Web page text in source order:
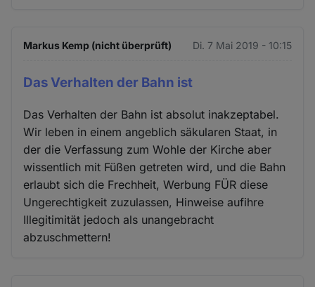
Markus Kemp (nicht überprüft) Di. 7 Mai 2019 - 10:15
Das Verhalten der Bahn ist
Das Verhalten der Bahn ist absolut inakzeptabel.
Wir leben in einem angeblich säkularen Staat, in
der die Verfassung zum Wohle der Kirche aber
wissentlich mit Füßen getreten wird, und die Bahn
erlaubt sich die Frechheit, Werbung FÜR diese
Ungerechtigkeit zuzulassen, Hinweise aufihre
Illegitimität jedoch als unangebracht
abzuschmettern!